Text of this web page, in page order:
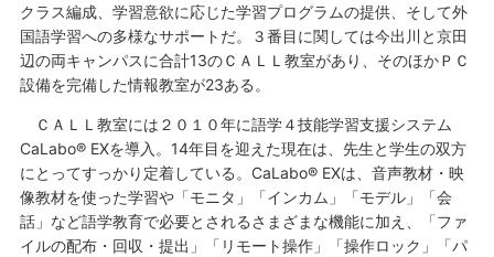
クラス編成、学習意欲に応じた学習プログラムの提供、そして外
国語学習への多様なサポートだ。３番目に関しては今出川と京田
辺の両キャンパスに合計13のＣＡＬＬ教室があり、そのほかＰＣ
設備を完備した情報教室が23ある。
ＣＡＬＬ教室には２０１０年に語学４技能学習支援システム
CaLabo® EXを導入。14年目を迎えた現在は、先生と学生の双方
にとってすっかり定着している。CaLabo® EXは、音声教材・映
像教材を使った学習や「モニタ」「インカム」「モデル」「会
話」など語学教育で必要とされるさまざまな機能に加え、「ファ
イルの配布・回収・提出」「リモート操作」「操作ロック」「パ